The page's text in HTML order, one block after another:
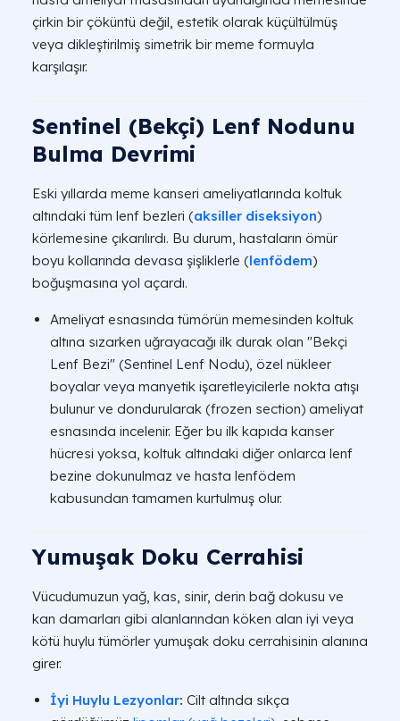
çirkin bir çöküntü değil, estetik olarak küçültülmüş
veya dikleştirilmiş simetrik bir meme formuyla
karşılaşır.
Sentinel (Bekçi) Lenf Nodunu
Bulma Devrimi
Eski yıllarda meme kanseri ameliyatlarında koltuk
altındaki tüm lenf bezleri (aksiller diseksiyon)
körlemesine çıkarılırdı. Bu durum, hastaların ömür
boyu kollarında devasa şişliklerle (lenfödem)
boğuşmasına yol açardı.
Ameliyat esnasında tümörün memesinden koltuk
altına sızarken uğrayacağı ilk durak olan "Bekçi
Lenf Bezi" (Sentinel Lenf Nodu), özel nükleer
boyalar veya manyetik işaretleyicilerle nokta atışı
bulunur ve dondurularak (frozen section) ameliyat
esnasında incelenir. Eğer bu ilk kapıda kanser
hücresi yoksa, koltuk altındaki diğer onlarca lenf
bezine dokunulmaz ve hasta lenfödem
kabusundan tamamen kurtulmuş olur.
Yumuşak Doku Cerrahisi
Vücudumuzun yağ, kas, sinir, derin bağ dokusu ve
kan damarları gibi alanlarından köken alan iyi veya
kötü huylu tümörler yumuşak doku cerrahisinin alanına
girer.
İyi Huylu Lezyonlar: Cilt altında sıkça